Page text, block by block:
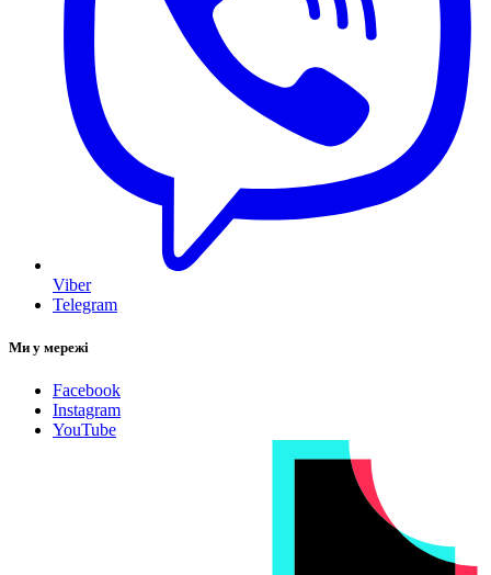
Viber
Telegram
Ми у мережі
Facebook
Instagram
YouTube